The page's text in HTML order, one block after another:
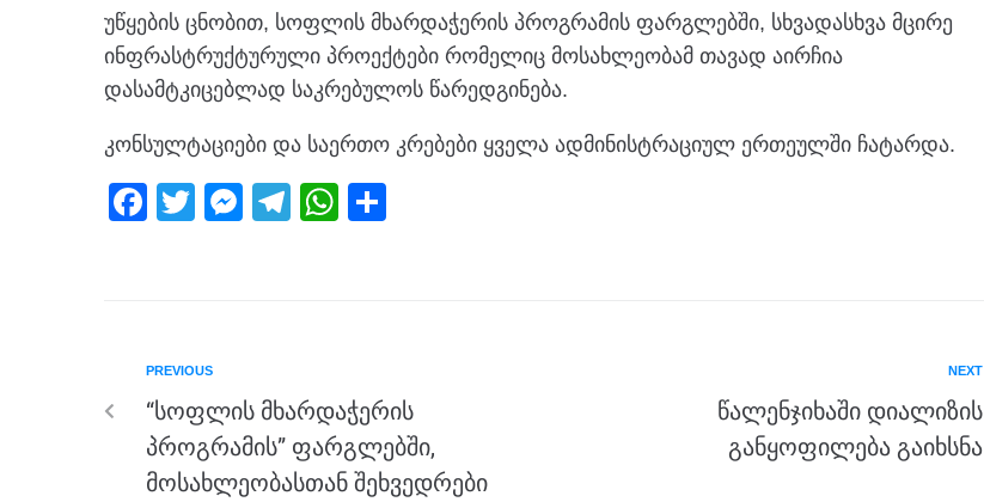
უწყების ცნობით, სოფლის მხარდაჭერის პროგრამის ფარგლებში, სხვადასხვა მცირე
ინფრასტრუქტურული პროექტები რომელიც მოსახლეობამ თავად აირჩია
დასამტკიცებლად საკრებულოს წარედგინება.
კონსულტაციები და საერთო კრებები ყველა ადმინისტრაციულ ერთეულში ჩატარდა.
F
b
o
o
k
T
M
g
er
T
m
W
p
p
PREVIOUS
“სოფლის მხარდაჭერის
პროგრამის” ფარგლებში,
მოსახლეობასთან შეხვედრები
NEXT
წალენჯიხაში დიალიზის
განყოფილება გაიხსნა